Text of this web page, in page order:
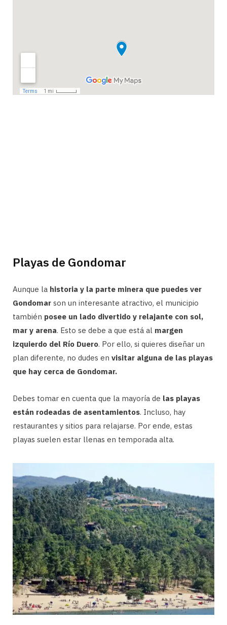
Playas de Gondomar
Aunque la historia y la parte minera que puedes ver
Gondomar son un interesante atractivo, el municipio
también posee un lado divertido y relajante con sol,
mar y arena. Esto se debe a que está al margen
izquierdo del Río Duero. Por ello, si quieres diseñar un
plan diferente, no dudes en visitar alguna de las playas
que hay cerca de Gondomar.
Debes tomar en cuenta que la mayoría de las playas
están rodeadas de asentamientos. Incluso, hay
restaurantes y sitios para relajarse. Por ende, estas
playas suelen estar llenas en temporada alta.